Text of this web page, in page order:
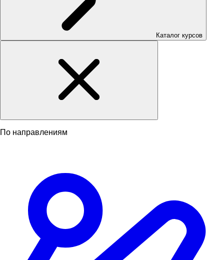
Каталог курсов
По направлениям